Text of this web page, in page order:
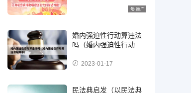
婚内强迫性行动算违法
吗（婚内强迫性行动算
2023-01-17
民法典启发（以民法典